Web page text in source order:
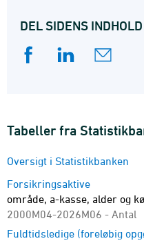
DEL SIDENS INDHOLD
Tabeller fra
Oversigt i Statistikbanken
Forsikringsaktive
område, a-kasse, alder og
2000M04-2026M06 - Antal
Fuldtidsledige (foreløbig